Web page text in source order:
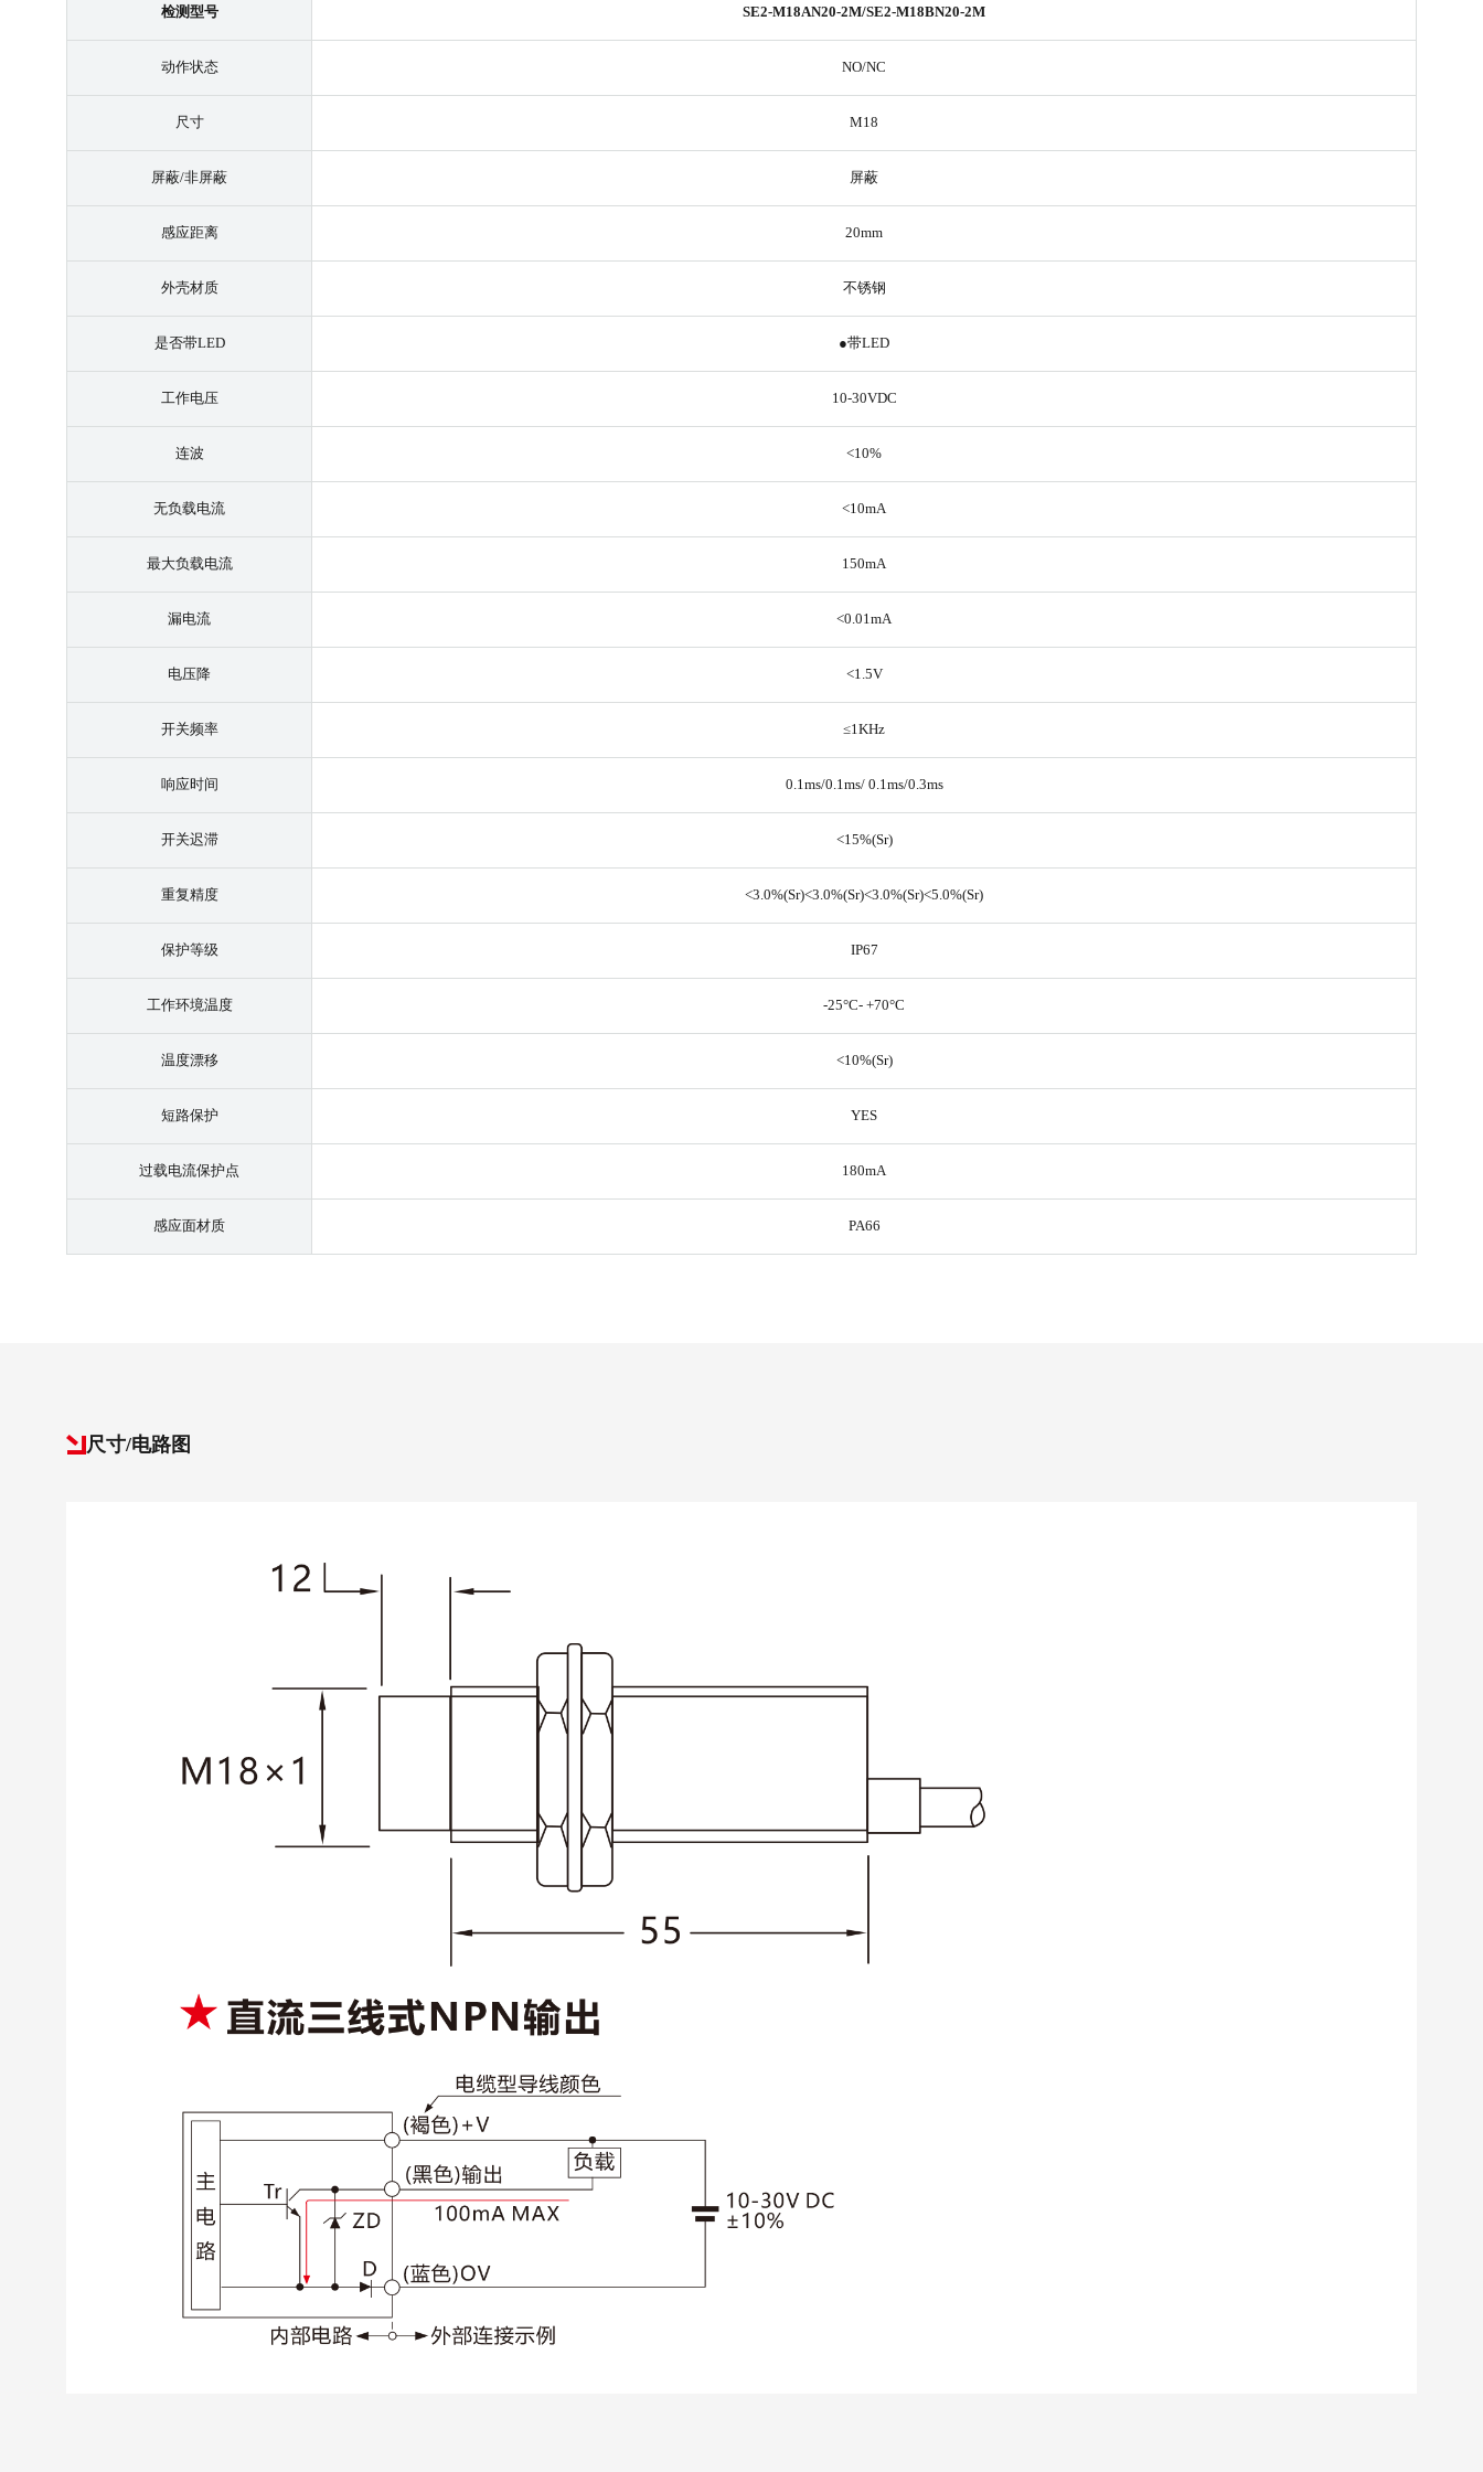
检测型号 SE2-M18AN20-2M/SE2-M18BN20-2M
动作状态 NO/NC
尺寸 M18
屏蔽/非屏蔽 屏蔽
感应距离 20mm
外壳材质 不锈钢
是否带LED ●带LED
工作电压 10-30VDC
连波 <10%
无负载电流 <10mA
最大负载电流 150mA
漏电流 <0.01mA
电压降 <1.5V
开关频率 ≤1KHz
响应时间 0.1ms/0.1ms/ 0.1ms/0.3ms
开关迟滞 <15%(Sr)
重复精度 <3.0%(Sr)<3.0%(Sr)<3.0%(Sr)<5.0%(Sr)
保护等级 IP67
工作环境温度 -25°C- +70°C
温度漂移 <10%(Sr)
短路保护 YES
过载电流保护点 180mA
感应面材质 PA66
尺寸/电路图